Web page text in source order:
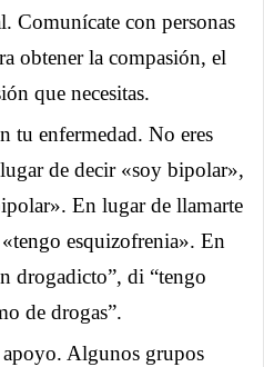
Comunícate con personas
obtener la compasión, el
que necesitas.
tu enfermedad. No eres
de decir «soy bipolar»,
En lugar de llamarte
esquizofrenia». En
drogadicto”, di “tengo
de drogas”.
Algunos grupos